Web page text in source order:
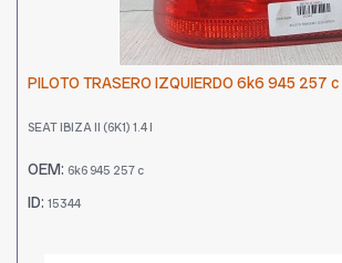
PILOTO TRASERO IZQUIERDO 6k6 945 257 c
SEAT IBIZA II (6K1) 1.4 I
OEM: 6k6 945 257 c
ID: 15344